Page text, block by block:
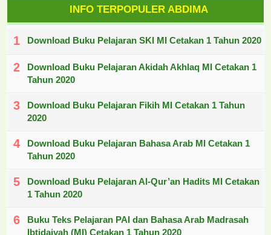
INFO TERPOPULER ABDIMA
Download Buku Pelajaran SKI MI Cetakan 1 Tahun 2020
Download Buku Pelajaran Akidah Akhlaq MI Cetakan 1
Tahun 2020
Download Buku Pelajaran Fikih MI Cetakan 1 Tahun
2020
Download Buku Pelajaran Bahasa Arab MI Cetakan 1
Tahun 2020
Download Buku Pelajaran Al-Qur’an Hadits MI Cetakan
1 Tahun 2020
Buku Teks Pelajaran PAI dan Bahasa Arab Madrasah
Ibtidaiyah (MI) Cetakan 1 Tahun 2020